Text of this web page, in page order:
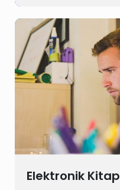
Elektronik Kitap